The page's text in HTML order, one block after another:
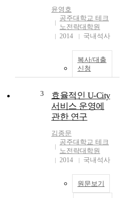
윤영호
공주대학교 테크
노전략대학원
2014
국내석사
복사/대출
신청
3
효율적인 U-City
서비스 운영에
관한 연구
김종문
공주대학교 테크
노전략대학원
2014
국내석사
원문보기